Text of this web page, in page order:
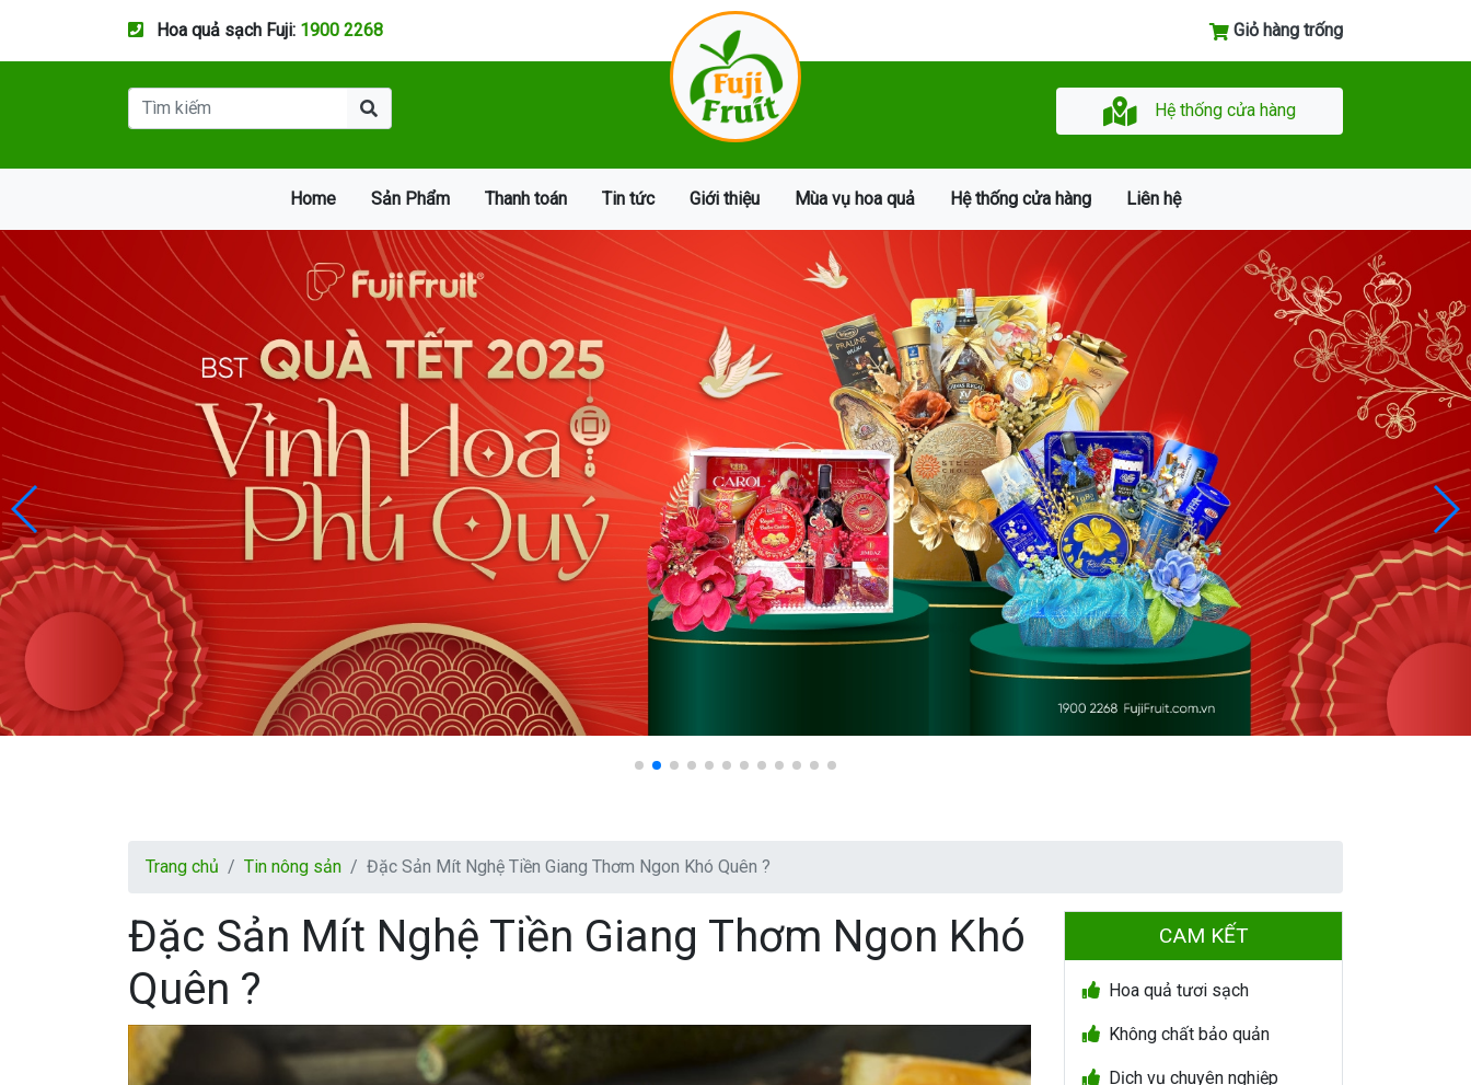
Hoa quả sạch Fuji: 1900 2268 Giỏ hàng trống
Hệ thống cửa hàng
Home Sản Phẩm Thanh toán Tin tức Giới thiệu Mùa vụ hoa quả Hệ thống cửa hàng Liên hệ
Trang chủ Tin nông sản Đặc Sản Mít Nghệ Tiền Giang Thơm Ngon Khó Quên ?
Đặc Sản Mít Nghệ Tiền Giang Thơm Ngon Khó
Quên ?
CAM KẾT
Hoa quả tươi sạch
Không chất bảo quản
Dịch vụ chuyên nghiệp